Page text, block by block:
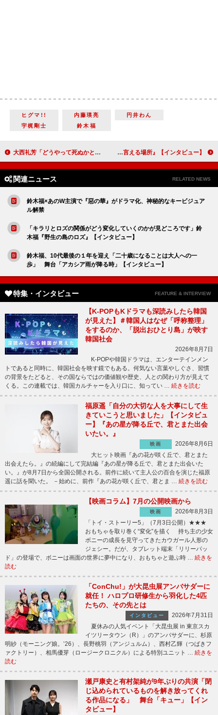
ヒグマ!! 内藤瑛亮
円井わん
宇梶剛士
鈴木福
大西礼芳「どうやって死ぬかということは、どうやって生きるかということとつながりますよね」『安楽死特区』【インタビュー】 鈴木愛理「社会問題について触れるような作品に携わるのは初めてだったので挑戦になると思いました」『ただいまって言える場所』【インタビュー】
関連ニュース RELATED NEWS
鈴木福×あのW主演で『惡の華』がドラマ化、神秘的なキービジュア
ル解禁
「キラリとロズの関係がどう変化していくのかが見どころです」鈴
木福『野生の島のロズ』【インタビュー】
鈴木福、10代最後の１年を迎え「二十歳になることは大人への一
歩」 舞台「アカシア雨が降る時」【インタビュー】
特集・インタビュー FEATURE & INTERVIEW
【K-POPもKドラマも深読みしたら韓国
が見えた】＃韓国人はなぜ「呼称整理」
をするのか、「脱出おひとり島」が映す
韓国社会
2026年8月7日
K-POPや韓国ドラマは、エンターテインメン
トであると同時に、韓国社会を映す鏡でもある。何気ない言葉やしぐさ、習慣
の背景をたどると、その国ならではの価値観や歴史、人との関わり方が見えて
くる。この連載では、韓国カルチャーを入り口に、知ってい … 続きを読む
福原遥「自分の大切な人を大事にして生
きていこうと思いました」【インタビュ
ー】『あの星が降る丘で、君とまた出会
いたい。』
映画
2026年8月6日
大ヒット映画『あの花が咲く丘で、君とまた
出会えたら。』の続編にして完結編『あの星が降る丘で、君とまた出会いた
い。』が8月7日から全国公開される。前作に続いて主人公の百合を演じた福原
遥に話を聞いた。 －始めに、前作『あの花が咲く丘で、君とま … 続きを読む
【映画コラム】7月の公開映画から
映画
2026年8月3日
「トイ・ストーリー5」（7月3日公開）★★★
おもちゃを取り巻く“変化”を描く 持ち主の少女
ボニーの成長を見守ってきたカウガール人形の
ジェシー。だが、タブレット端末「リリーパッ
ド」の登場で、ボニーは画面の世界に夢中になり、おもちゃと遊ぶ時 … 続きを
読む
「ConChu!」が大昆虫展アンバサダーに
就任！ ハロプロ研修生から羽化した4匹
たちの、その先とは
インタビュー
2026年7月31日
夏休みの人気イベント「大昆虫展 in 東京スカ
イツリータウン（R）」のアンバサダーに、杉原
明紗（モーニング娘。’26）、長野桃羽（アンジュルム）、西村乙輝（つばきフ
ァクトリー）、相馬優芽（ロージークロニクル）による特別ユニット … 続きを
読む
瀬戸康史と有村架純が9年ぶりの共演「閉
じ込められているものを解き放ってくれ
る作品になる」 舞台「キュー」【イン
タビュー】